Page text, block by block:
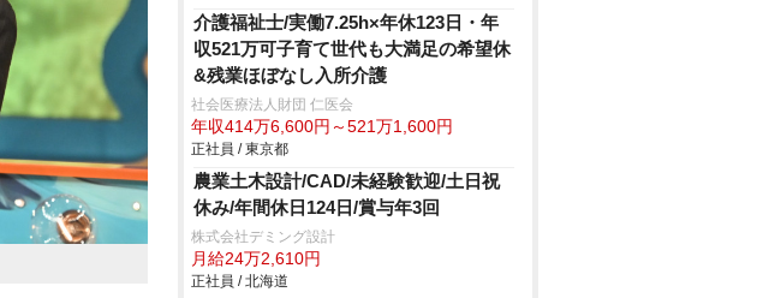
介護福祉士/実働7.25h×年休123日・年
収521万可子育て世代も大満足の希望休
&残業ほぼなし入所介護
社会医療法人財団 仁医会
年収414万6,600円～521万1,600円
正社員 / 東京都
農業土木設計/CAD/未経験歓迎/土日祝
休み/年間休日124日/賞与年3回
株式会社デミング設計
月給24万2,610円
正社員 / 北海道